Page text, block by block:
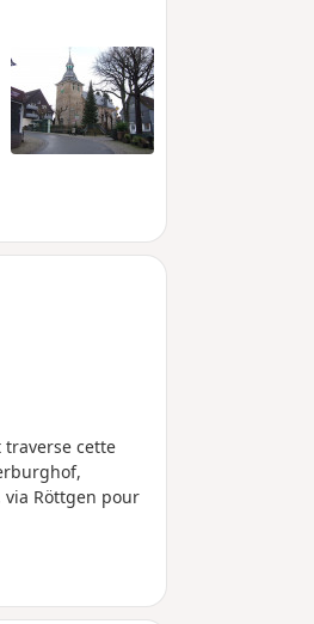
traverse cette
Röttgen pour